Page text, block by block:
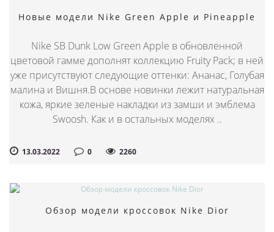
Новые модели Nike Green Apple и Pineapple
Nike SB Dunk Low Green Apple в обновленной
цветовой гамме дополнят коллекцию Fruity Pack; в ней
уже присутствуют следующие оттенки: Ананас, Голубая
малина и Вишня.В основе новинки лежит натуральная
кожа, яркие зеленые накладки из замши и эмблема
Swoosh. Как и в остальных моделях ..
13.03.2022 0 2260
Обзор модели кроссовок Nike Dior